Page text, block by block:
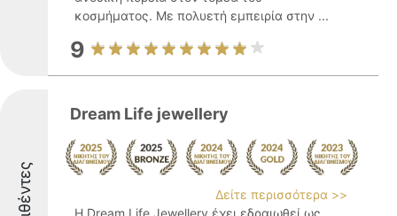
κοσμήματος. Με πολυετή εμπειρία στην ...
9
Dream Life jewellery
Δείτε περισσότερα >>
Η Dream Life Jewellery έχει εδραιωθεί ως